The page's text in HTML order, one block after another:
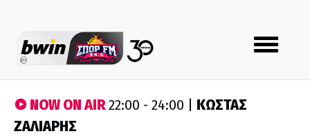
Toggle
navigation
NOW ON AIR22:00 - 24:00 | ΚΩΣΤΑΣ
ΖΑΛΙΑΡΗΣ